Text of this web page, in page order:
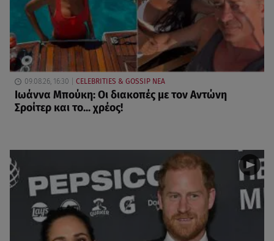
09.08.26, 16:30 CELEBRITIES & GOSSIP ΝΕΑ
Ιωάννα Μπούκη: Οι διακοπές με τον Αντώνη
Σροίτερ και το... χρέος!